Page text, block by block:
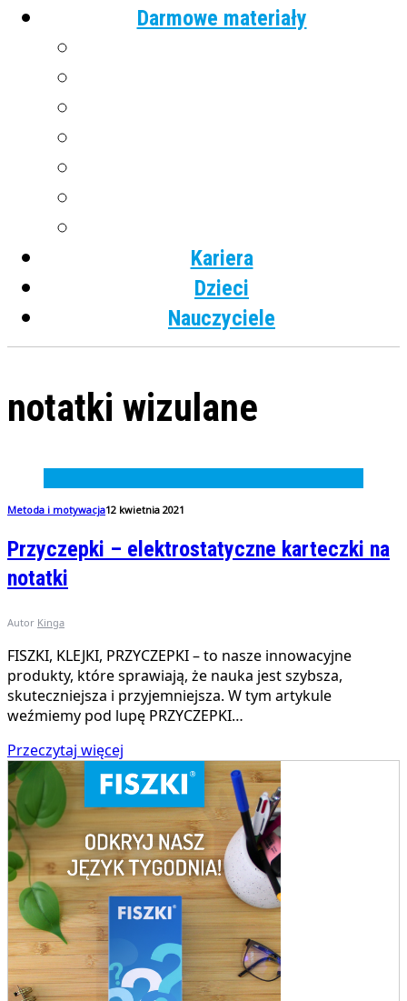
Darmowe materiały
Kariera
Dzieci
Nauczyciele
notatki wizulane
Metoda i motywacja12 kwietnia 2021
Przyczepki – elektrostatyczne karteczki na
notatki
Autor Kinga
FISZKI, KLEJKI, PRZYCZEPKI – to nasze innowacyjne
produkty, które sprawiają, że nauka jest szybsza,
skuteczniejsza i przyjemniejsza. W tym artykule
weźmiemy pod lupę PRZYCZEPKI…
Przeczytaj więcej